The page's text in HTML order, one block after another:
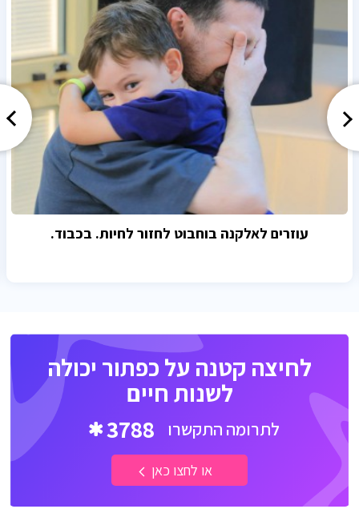
עוזרים לאלקנה בוחבוט לחזור לחיות. בכבוד.
לחיצה קטנה על כפתור יכולה
לשנות חיים
לתרומה התקשרו 3788
או לחצו כאן